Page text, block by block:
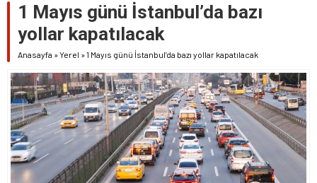
1 Mayıs günü İstanbul’da bazı
yollar kapatılacak
Anasayfa »Yerel »1 Mayıs günü İstanbul’da bazı yollar kapatılacak